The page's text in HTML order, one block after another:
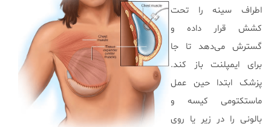
اطراف سینه را تحت
کشش قرار داده و
گسترش می‌دهد تا جا
برای ایمپلنت باز کند.
پزشک ابتدا حین عمل
ماستکتومی کیسه و
بالونی را در زیر یا روی